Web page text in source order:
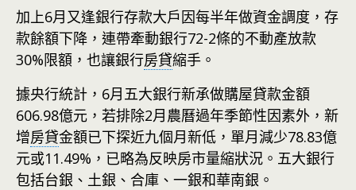
加上6月又逢銀行存款大戶因每半年做資金調度，存
款餘額下降，連帶牽動銀行72-2條的不動產放款
30%限額，也讓銀行房貸縮手。
據央行統計，6月五大銀行新承做購屋貸款金額
606.98億元，若排除2月農曆過年季節性因素外，新
增房貸金額已下探近九個月新低，單月減少78.83億
元或11.49%，已略為反映房市量縮狀況。五大銀行
包括台銀、土銀、合庫、一銀和華南銀。